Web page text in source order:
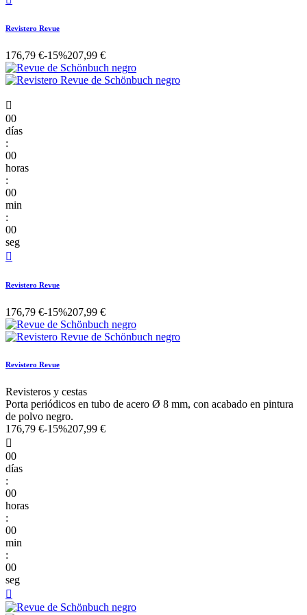
Revistero Revue
176,79 €-15%207,99 €

00
días
:
00
horas
:
00
min
:
00
seg

Revistero Revue
176,79 €-15%207,99 €
Revistero Revue
Revisteros y cestas
Porta periódicos en tubo de acero Ø 8 mm, con acabado en pintura
de polvo negro.
176,79 €-15%207,99 €

00
días
:
00
horas
:
00
min
:
00
seg
